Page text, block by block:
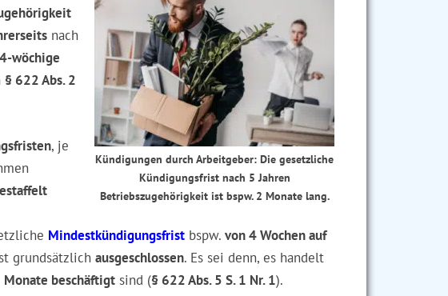
Kündigungen durch Arbeitgeber: Die gesetzliche
Kündigungsfrist nach 5 Jahren
Betriebszugehörigkeit ist bspw. 2 Monate lang.
nach
4-wöchige
§ 622 Abs. 2
, je
Mindestkündigungsfrist bspw. von 4 Wochen auf
grundsätzlich ausgeschlossen. Es sei denn, es handelt
beschäftigt sind (§ 622 Abs. 5 S. 1 Nr. 1).